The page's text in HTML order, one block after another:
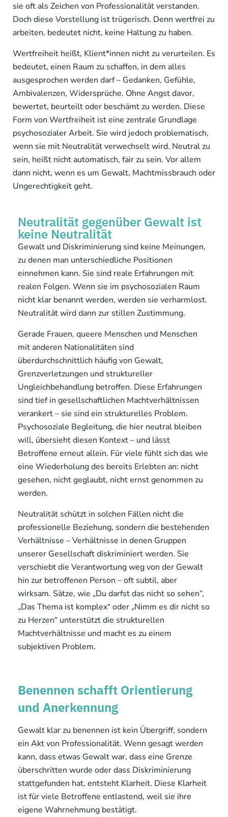
sie oft als Zeichen von Professionalität verstanden.
Doch diese Vorstellung ist trügerisch. Denn wertfrei zu
arbeiten, bedeutet nicht, keine Haltung zu haben.
Wertfreiheit heißt, Klient*innen nicht zu verurteilen. Es
bedeutet, einen Raum zu schaffen, in dem alles
ausgesprochen werden darf – Gedanken, Gefühle,
Ambivalenzen, Widersprüche. Ohne Angst davor,
bewertet, beurteilt oder beschämt zu werden. Diese
Form von Wertfreiheit ist eine zentrale Grundlage
psychosozialer Arbeit. Sie wird jedoch problematisch,
wenn sie mit Neutralität verwechselt wird. Neutral zu
sein, heißt nicht automatisch, fair zu sein. Vor allem
dann nicht, wenn es um Gewalt, Machtmissbrauch oder
Ungerechtigkeit geht.
Neutralität gegenüber Gewalt ist
keine Neutralität
Gewalt und Diskriminierung sind keine Meinungen,
zu denen man unterschiedliche Positionen
einnehmen kann. Sie sind reale Erfahrungen mit
realen Folgen. Wenn sie im psychosozialen Raum
nicht klar benannt werden, werden sie verharmlost.
Neutralität wird dann zur stillen Zustimmung.
Gerade Frauen, queere Menschen und Menschen
mit anderen Nationalitäten sind
überdurchschnittlich häufig von Gewalt,
Grenzverletzungen und struktureller
Ungleichbehandlung betroffen. Diese Erfahrungen
sind tief in gesellschaftlichen Machtverhältnissen
verankert – sie sind ein strukturelles Problem.
Psychosoziale Begleitung, die hier neutral bleiben
will, übersieht diesen Kontext – und lässt
Betroffene erneut allein. Für viele fühlt sich das wie
eine Wiederholung des bereits Erlebten an: nicht
gesehen, nicht geglaubt, nicht ernst genommen zu
werden.
Neutralität schützt in solchen Fällen nicht die
professionelle Beziehung, sondern die bestehenden
Verhältnisse – Verhältnisse in denen Gruppen
unserer Gesellschaft diskriminiert werden. Sie
verschiebt die Verantwortung weg von der Gewalt
hin zur betroffenen Person – oft subtil, aber
wirksam. Sätze, wie „Du darfst das nicht so sehen“,
„Das Thema ist komplex“ oder „Nimm es dir nicht so
zu Herzen“ unterstützt die strukturellen
Machtverhältnisse und macht es zu einem
subjektiven Problem.
Benennen schafft Orientierung
und Anerkennung
Gewalt klar zu benennen ist kein Übergriff, sondern
ein Akt von Professionalität. Wenn gesagt werden
kann, dass etwas Gewalt war, dass eine Grenze
überschritten wurde oder dass Diskriminierung
stattgefunden hat, entsteht Klarheit. Diese Klarheit
ist für viele Betroffene entlastend, weil sie ihre
eigene Wahrnehmung bestätigt.